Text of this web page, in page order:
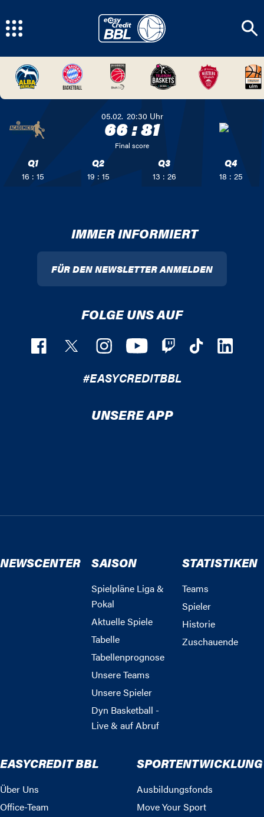
05.02. 20:30 Uhr
66:81
Final score
Q1
16 : 15
Q2
19 : 15
Q3
13 : 26
Q4
18 : 25
IMMER INFORMIERT
FÜR DEN NEWSLETTER ANMELDEN
FOLGE UNS AUF
#EASYCREDITBBL
UNSERE APP
NEWSCENTER SAISON
Spielpläne Liga &
Pokal
Aktuelle Spiele
Tabelle
Tabellenprognose
Unsere Teams
Unsere Spieler
Dyn Basketball -
Live & auf Abruf
STATISTIKEN
Teams
Spieler
Historie
Zuschauende
EASYCREDIT BBL
Über Uns
Office-Team
SPORTENTWICKLUNG
Ausbildungsfonds
Move Your Sport